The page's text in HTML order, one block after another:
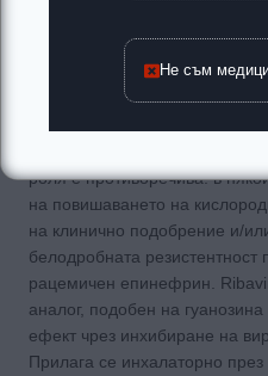
При някои деца се откриват
също и на метаболитна
роля е противоречива. в
на повишаването на
на клинично подобрение и/
белодробната резистентност
рацемичен епинефрин.
аналог, подобен на
ефект чрез инхибиране на
Прилага се инхалаторно
Не съм